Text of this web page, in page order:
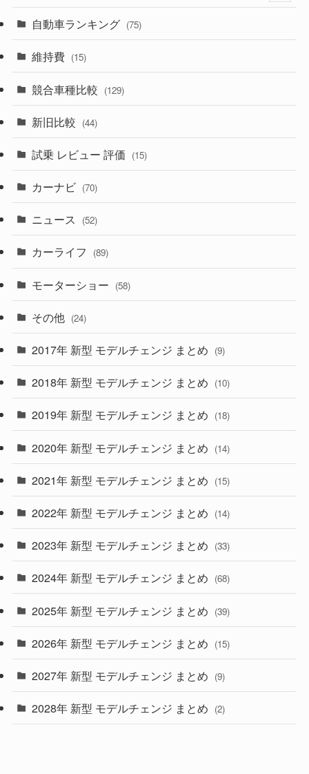
(357)
(328)
(194)
(230)
(253)
(242)
(85)
(84)
(14)
(222)
(50)
(43)
(6)
(9)
(4)
(30)
(27)
(58)
(28)
(27)
(26)
(33)
(10)
(35)
(10)
(9)
(22)
(4)
(9)
(4)
(1)
(8)
(3)
(3)
(5)
(1)
(21)
(5)
(7)
(5)
自動車ランキング (75)
維持費 (15)
競合車種比較 (129)
新旧比較 (44)
試乗 レビュー 評価 (15)
カーナビ (70)
ニュース (52)
カーライフ (89)
モーターショー (58)
その他 (24)
2017年 新型 モデルチェンジ まとめ (9)
2018年 新型 モデルチェンジ まとめ (10)
2019年 新型 モデルチェンジ まとめ (18)
2020年 新型 モデルチェンジ まとめ (14)
2021年 新型 モデルチェンジ まとめ (15)
2022年 新型 モデルチェンジ まとめ (14)
2023年 新型 モデルチェンジ まとめ (33)
2024年 新型 モデルチェンジ まとめ (68)
2025年 新型 モデルチェンジ まとめ (39)
2026年 新型 モデルチェンジ まとめ (15)
2027年 新型 モデルチェンジ まとめ (9)
2028年 新型 モデルチェンジ まとめ (2)